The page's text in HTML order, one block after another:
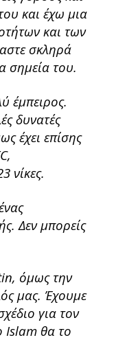
και έχω μια
και των
σκληρά
σημεία του.
έμπειρος.
δυνατές
έχει επίσης
νίκες.
Δεν μπορείς
όμως την
μας. Έχουμε
για τον
Islam θα το